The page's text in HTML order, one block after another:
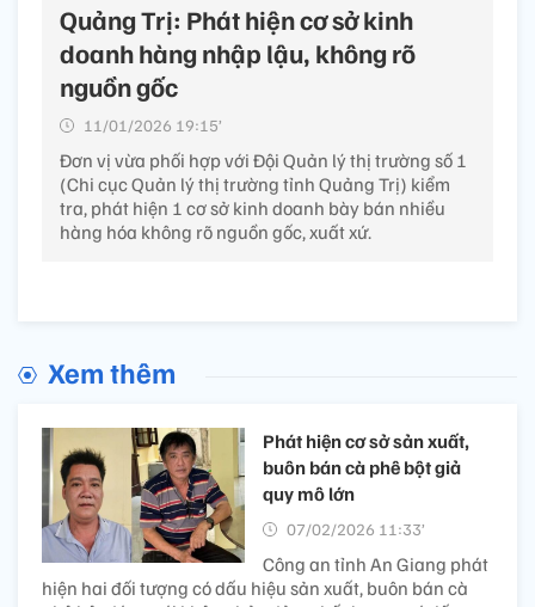
Quảng Trị: Phát hiện cơ sở kinh
doanh hàng nhập lậu, không rõ
nguồn gốc
11/01/2026 19:15’
Đơn vị vừa phối hợp với Đội Quản lý thị trường số 1
(Chi cục Quản lý thị trường tỉnh Quảng Trị) kiểm
tra, phát hiện 1 cơ sở kinh doanh bày bán nhiều
hàng hóa không rõ nguồn gốc, xuất xứ.
Xem thêm
Phát hiện cơ sở sản xuất,
buôn bán cà phê bột giả
quy mô lớn
07/02/2026 11:33’
Công an tỉnh An Giang phát
hiện hai đối tượng có dấu hiệu sản xuất, buôn bán cà